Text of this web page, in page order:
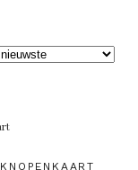
KNOPENKAART